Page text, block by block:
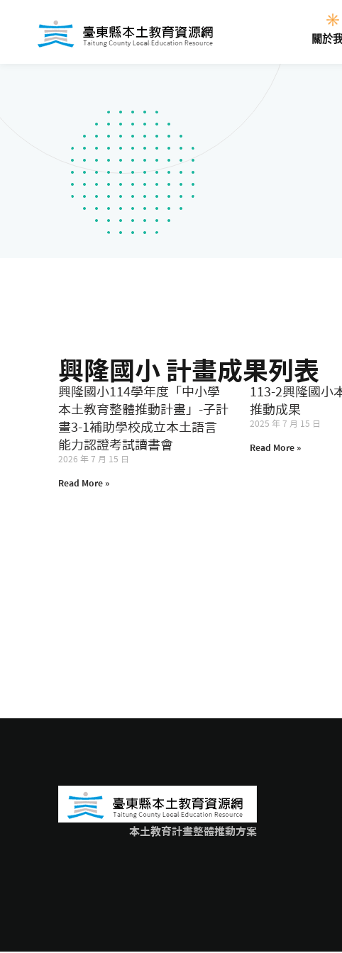
關於
興隆國小 計畫成果列表
興隆國小114學年度「中小學
本土教育整體推動計畫」-子計
畫3-1補助學校成立本土語言
能力認證考試讀書會
2026 年 7 月 15 日
Read More »
113-2興隆國小
推動成果
2025 年 7 月 15 日
Read More »
本土教育計畫整體推動方案